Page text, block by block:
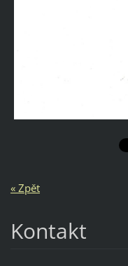
« Zpět
Kontakt